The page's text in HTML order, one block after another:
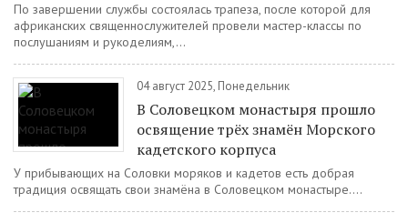
По завершении службы состоялась трапеза, после которой для
африканских священнослужителей провели мастер-классы по
послушаниям и рукоделиям,...
04 август 2025, Понедельник
В Соловецком монастыря прошло
освящение трёх знамён Морского
кадетского корпуса
У прибывающих на Соловки моряков и кадетов есть добрая
традиция освящать свои знамёна в Соловецком монастыре....